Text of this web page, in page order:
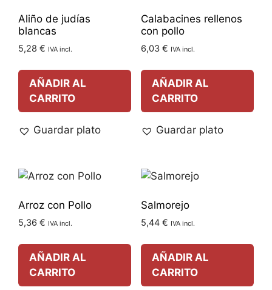
Aliño de judías
blancas
5,28 € IVA incl.
AÑADIR AL
CARRITO
Guardar plato
Calabacines rellenos
con pollo
6,03 € IVA incl.
AÑADIR AL
CARRITO
Guardar plato
Arroz con Pollo
5,36 € IVA incl.
AÑADIR AL
CARRITO
Salmorejo
5,44 € IVA incl.
AÑADIR AL
CARRITO